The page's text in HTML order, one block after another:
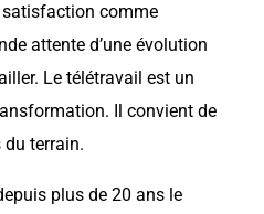
satisfaction comme
attente d’une évolution
Le télétravail est un
Il convient de
du terrain.
plus de 20 ans le